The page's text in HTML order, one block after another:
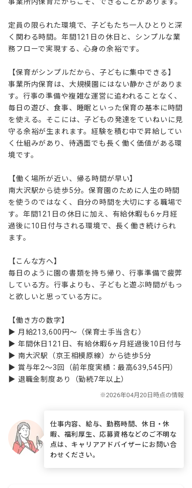
定員の限られた環境で、子どもたち一人ひとりと深
く関わる時間。年間121日の休日と、シンプルな業
務フローで実現する、心身の余裕です。
【保育がシンプルだから、子どもに集中できる】
事業所内保育は、大規模園にはない静かさがありま
す。行事の準備や複雑な運営に追われることなく、
毎日の遊び、食事、睡眠といった保育の基本に時間
を使える。そこには、子どもの発達をていねいに見
守る余裕が生まれます。経験を積む中で昇給してい
く仕組みがあり、待遇面でも長く働く価値がある環
境です。
【働く場所が近い、帰る時間が早い】
南大沢駅から徒歩5分。保育園のために人生の時間
を使うのではなく、自分の時間を大切にする職場で
す。年間121日の休日に加え、有給休暇も6ヶ月経
過後に10日付与される環境で、長く働き続けられ
ます。
【こんな方へ】
毎日のように園の書類を持ち帰り、行事準備で疲弊
している方。行事よりも、子どもと遊ぶ時間がもっ
と欲しいと思っている方に。
【働き方の数字】
▶ 月給213,600円〜（保育士手当含む）
▶ 年間休日121日、有給休暇6ヶ月経過後10日付与
▶ 南大沢駅（京王相模原線）から徒歩5分
▶ 賞与年2～3回（前年度実績：最高639,545円）
▶ 退職金制度あり（勤続7年以上）
仕事内容、給与、勤務時間、休日・休
暇、福利厚生、応募資格などのご不明な
点は、キャリアアドバイザーにお問い合
わせください。